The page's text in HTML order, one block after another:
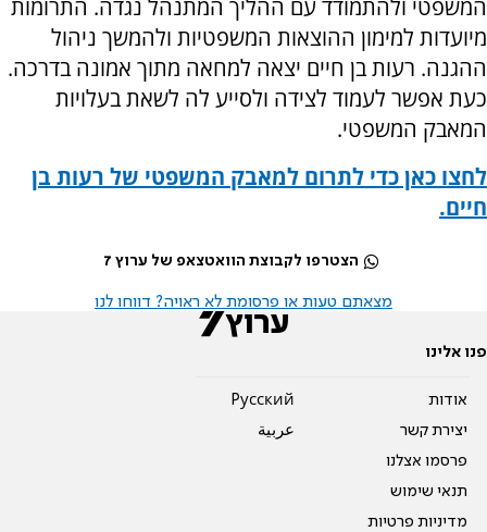
המשפטי ולהתמודד עם ההליך המתנהל נגדה. התרומות
מיועדות למימון ההוצאות המשפטיות ולהמשך ניהול
ההגנה. רעות בן חיים יצאה למחאה מתוך אמונה בדרכה.
כעת אפשר לעמוד לצידה ולסייע לה לשאת בעלויות
המאבק המשפטי.
לחצו כאן כדי לתרום למאבק המשפטי של רעות בן
חיים.
הצטרפו לקבוצת הוואטצאפ של ערוץ 7
מצאתם טעות או פרסומת לא ראויה? דווחו לנו
פנו אלינו
אודות
יצירת קשר
פרסמו אצלנו
תנאי שימוש
מדיניות פרטיות
Pусский
عربية